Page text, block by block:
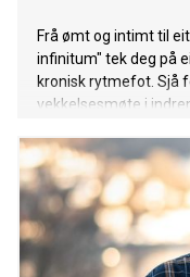
Frå ømt og intimt til
infinitum" tek deg på
kronisk rytmefot. Sjå
vekkelsesmøte i
den her seansen er
krinsar kring at jaget
ein uendeleg
si komande plate